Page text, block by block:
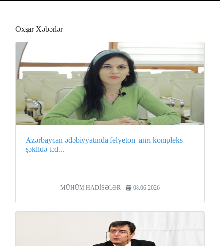
Oxşar Xəbərlər
Azərbaycan ədəbiyyatında felyeton janrı kompleks
şəkildə təd...
MÜHÜM HADİSƏLƏR 08.06.2026